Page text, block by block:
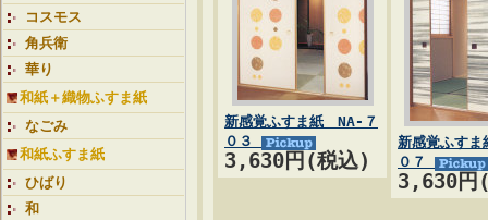
コスモス
角兵衛
華り
和紙＋織物ふすま紙
なごみ
和紙ふすま紙
ひばり
和
新感覚ふすま紙 NA-７
０３
3,630円(税込)
新感覚ふす
０７
3,630円